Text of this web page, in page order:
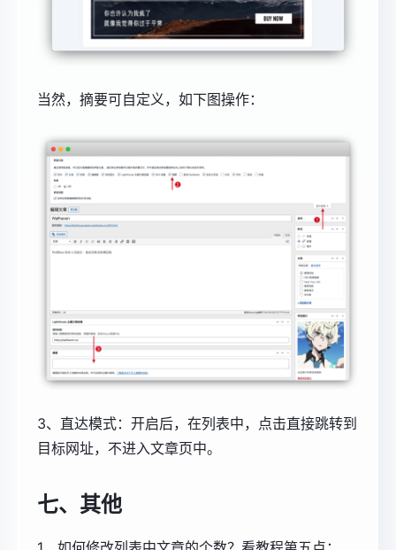
当然，摘要可自定义，如下图操作：
3、直达模式：开启后，在列表中，点击直接跳转到
目标网址，不进入文章页中。
七、其他